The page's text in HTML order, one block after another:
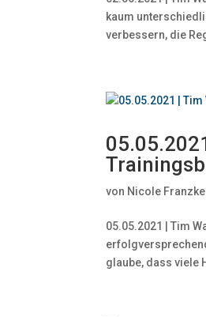
kaum
verbessern, die
von Nicole Franzke
05.05.2021 | Tim
glaube, dass viele